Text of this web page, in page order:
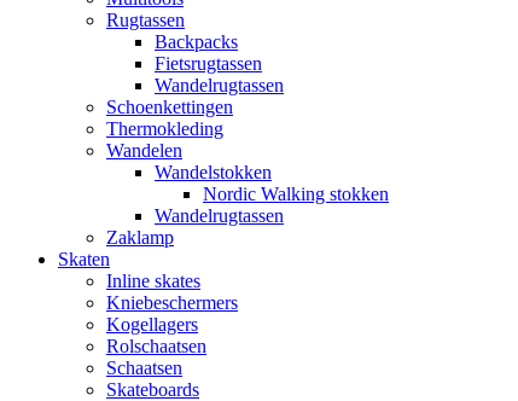
Rugtassen
Backpacks
Fietsrugtassen
Wandelrugtassen
Schoenkettingen
Thermokleding
Wandelen
Wandelstokken
Nordic Walking stokken
Wandelrugtassen
Zaklamp
Skaten
Inline skates
Kniebeschermers
Kogellagers
Rolschaatsen
Schaatsen
Skateboards